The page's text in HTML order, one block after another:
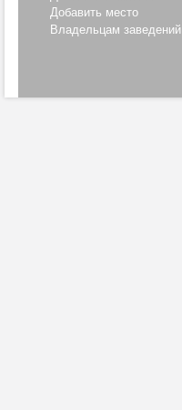
Добавить место
Владельцам заведений